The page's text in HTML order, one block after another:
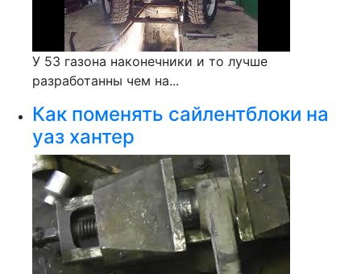
У 53 газона наконечники и то лучше
разработанны чем на...
Как поменять сайлентблоки на
уаз хантер